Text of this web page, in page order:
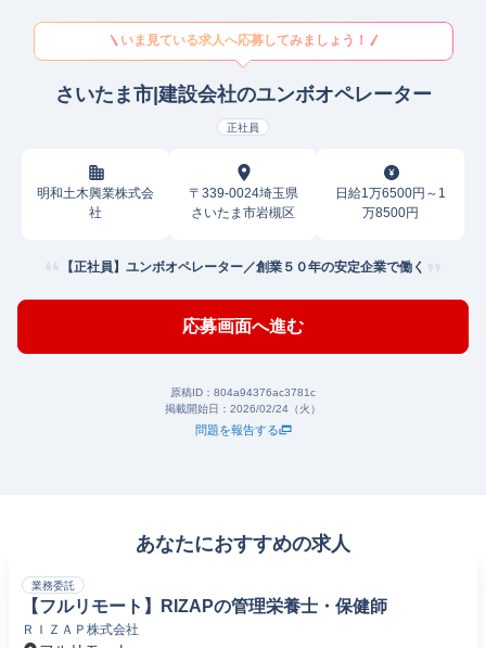
いま見ている求人へ応募してみましょう！
さいたま市|建設会社のユンボオペレーター
正社員
明和土木興業株式会
社
〒339-0024埼玉県
さいたま市岩槻区
日給1万6500円～1
万8500円
【正社員】ユンボオペレーター／創業５０年の安定企業で働く
応募画面へ進む
原稿ID： 804a94376ac3781c
掲載開始日： 2026/02/24（火）
問題を報告する
あなたにおすすめの求人
業務委託
【フルリモート】RIZAPの管理栄養士・保健師
ＲＩＺＡＰ株式会社